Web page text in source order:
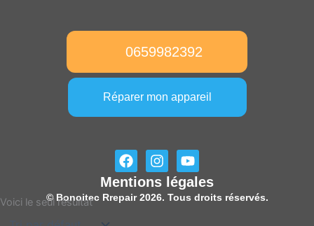
Voici le seul résultat
0659982392
Réparer mon appareil
F
a
c
e
I
n
s
t
Y
o
u
t
Mentions légales
© Bonoitec Rrepair 2026. Tous droits réservés.